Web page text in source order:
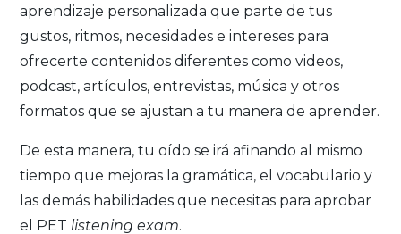
aprendizaje personalizada que parte de tus
gustos, ritmos, necesidades e intereses para
ofrecerte contenidos diferentes como videos,
podcast, artículos, entrevistas, música y otros
formatos que se ajustan a tu manera de aprender.
De esta manera, tu oído se irá afinando al mismo
tiempo que mejoras la gramática, el vocabulario y
las demás habilidades que necesitas para aprobar
el PETlistening exam.